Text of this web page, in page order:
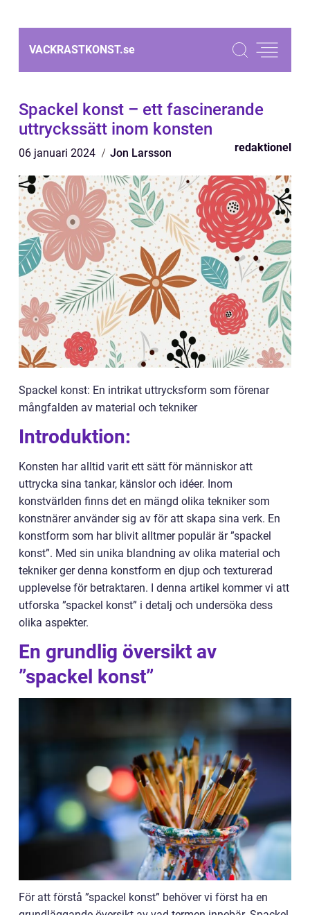
VACKRASTKONST.se
Spackel konst – ett fascinerande
uttryckssätt inom konsten
06 januari 2024 Jon Larsson redaktionel
Spackel konst: En intrikat uttrycksform som förenar
mångfalden av material och tekniker
Introduktion:
Konsten har alltid varit ett sätt för människor att
uttrycka sina tankar, känslor och idéer. Inom
konstvärlden finns det en mängd olika tekniker som
konstnärer använder sig av för att skapa sina verk. En
konstform som har blivit alltmer populär är ”spackel
konst”. Med sin unika blandning av olika material och
tekniker ger denna konstform en djup och texturerad
upplevelse för betraktaren. I denna artikel kommer vi att
utforska ”spackel konst” i detalj och undersöka dess
olika aspekter.
En grundlig översikt av
”spackel konst”
För att förstå ”spackel konst” behöver vi först ha en